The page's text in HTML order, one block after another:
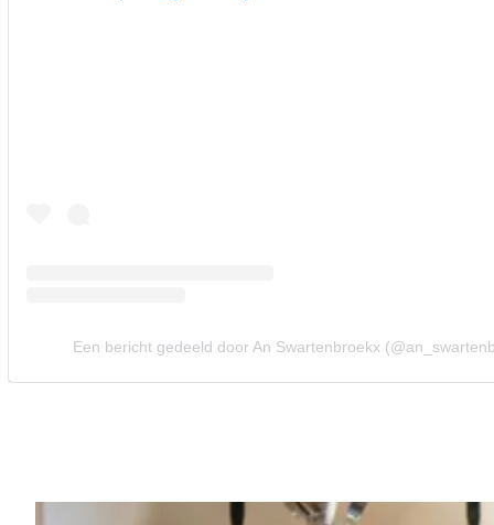
Een bericht gedeeld door An Swartenbroekx
KRITIEK OP HAAR BORSTEN